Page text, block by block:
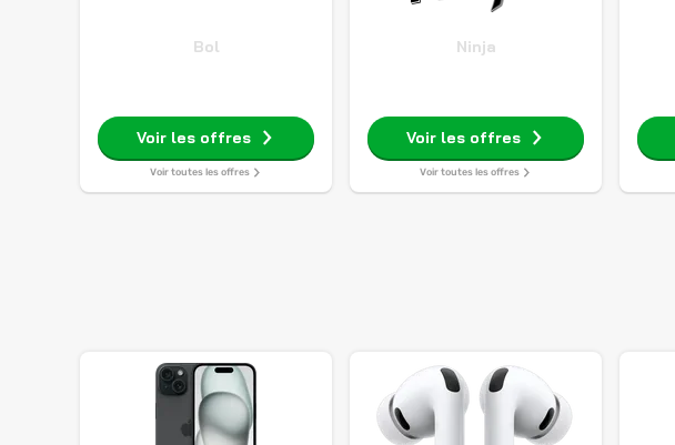
Bol
Voir les offres
Voir toutes les offres
Ninja
Voir les offres
Voir toutes les offres